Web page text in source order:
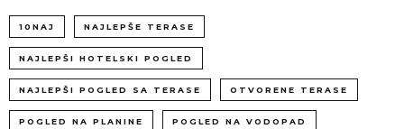
10NAJ NAJLEPŠE TERASE
NAJLEPŠI HOTELSKI POGLED
NAJLEPŠI POGLED SA TERASE OTVORENE TERASE
POGLED NA PLANINE POGLED NA VODOPAD